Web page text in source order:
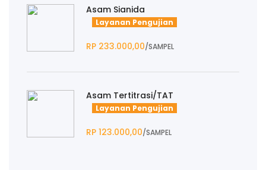
Asam Sianida
Layanan Pengujian
RP 233.000,00/SAMPEL
Asam Tertitrasi/TAT
Layanan Pengujian
RP 123.000,00/SAMPEL